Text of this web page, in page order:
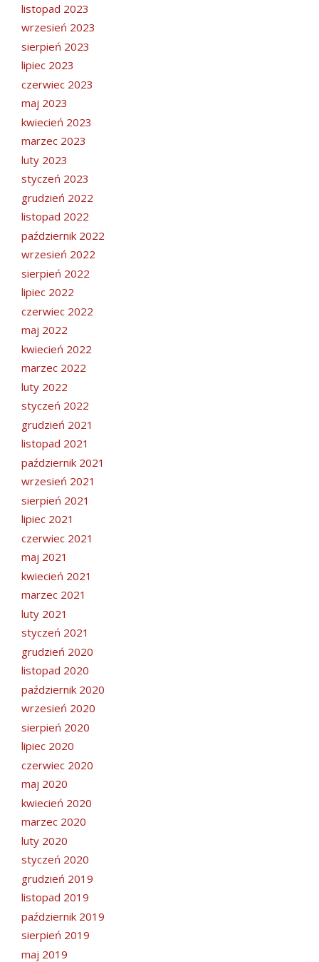
listopad 2023
wrzesień 2023
sierpień 2023
lipiec 2023
czerwiec 2023
maj 2023
kwiecień 2023
marzec 2023
luty 2023
styczeń 2023
grudzień 2022
listopad 2022
październik 2022
wrzesień 2022
sierpień 2022
lipiec 2022
czerwiec 2022
maj 2022
kwiecień 2022
marzec 2022
luty 2022
styczeń 2022
grudzień 2021
listopad 2021
październik 2021
wrzesień 2021
sierpień 2021
lipiec 2021
czerwiec 2021
maj 2021
kwiecień 2021
marzec 2021
luty 2021
styczeń 2021
grudzień 2020
listopad 2020
październik 2020
wrzesień 2020
sierpień 2020
lipiec 2020
czerwiec 2020
maj 2020
kwiecień 2020
marzec 2020
luty 2020
styczeń 2020
grudzień 2019
listopad 2019
październik 2019
sierpień 2019
maj 2019